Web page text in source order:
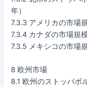
年）
7.3.3 アメリカの市場
7.3.4 カナダの市場規
7.3.5 メキシコの市場
8 欧州市場
8.1 欧州のストッパボ